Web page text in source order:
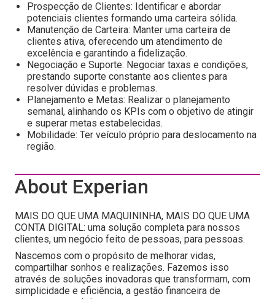
Prospecção de Clientes: Identificar e abordar
potenciais clientes formando uma carteira sólida.
Manutenção de Carteira: Manter uma carteira de
clientes ativa, oferecendo um atendimento de
excelência e garantindo a fidelização.
Negociação e Suporte: Negociar taxas e condições,
prestando suporte constante aos clientes para
resolver dúvidas e problemas.
Planejamento e Metas: Realizar o planejamento
semanal, alinhando os KPIs com o objetivo de atingir
e superar metas estabelecidas.
Mobilidade: Ter veículo próprio para deslocamento na
região.
About Experian
MAIS DO QUE UMA MAQUININHA, MAIS DO QUE UMA
CONTA DIGITAL: uma solução completa para nossos
clientes, um negócio feito de pessoas, para pessoas.
Nascemos com o propósito de melhorar vidas,
compartilhar sonhos e realizações. Fazemos isso
através de soluções inovadoras que transformam, com
simplicidade e eficiência, a gestão financeira de